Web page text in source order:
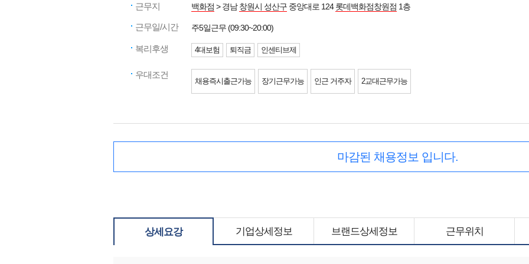
근무지 백화점 > 경남창원시 성산구 중앙대로 124롯데백화점창원점 1층
근무일/시간 주5일근무 (09:30~20:00)
복리후생 4대보험 퇴직금 인센티브제
우대조건
채용즉시출근가능 장기근무가능 인근 거주자 2교대근무가능
마감된 채용정보 입니다.
상세요강 기업상세정보 브랜드상세정보 근무위치